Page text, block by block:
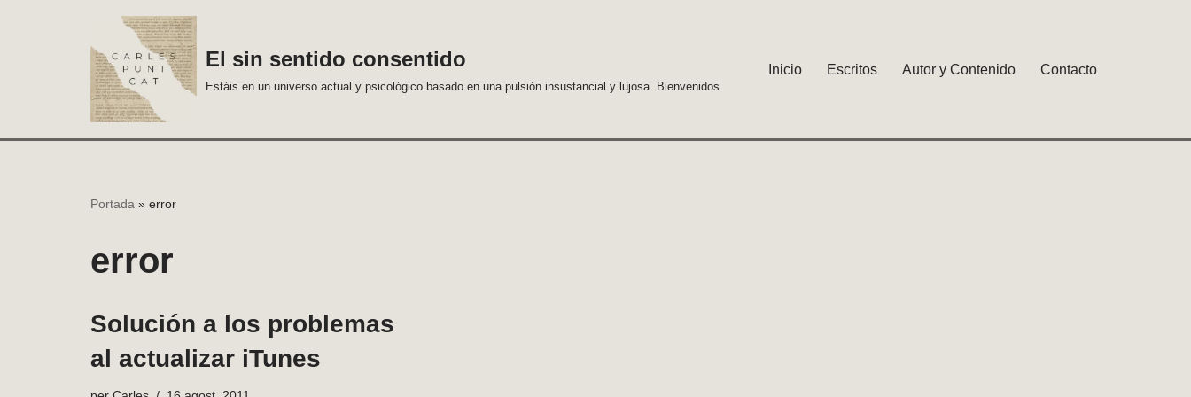
El sin sentido consentido
Estáis en un universo actual y psicológico basado en una pulsión insustancial y lujosa. Bienvenidos.
Inicio Escritos Autor y Contenido Contacto
Portada » error
error
Solución a los problemas
al actualizar iTunes